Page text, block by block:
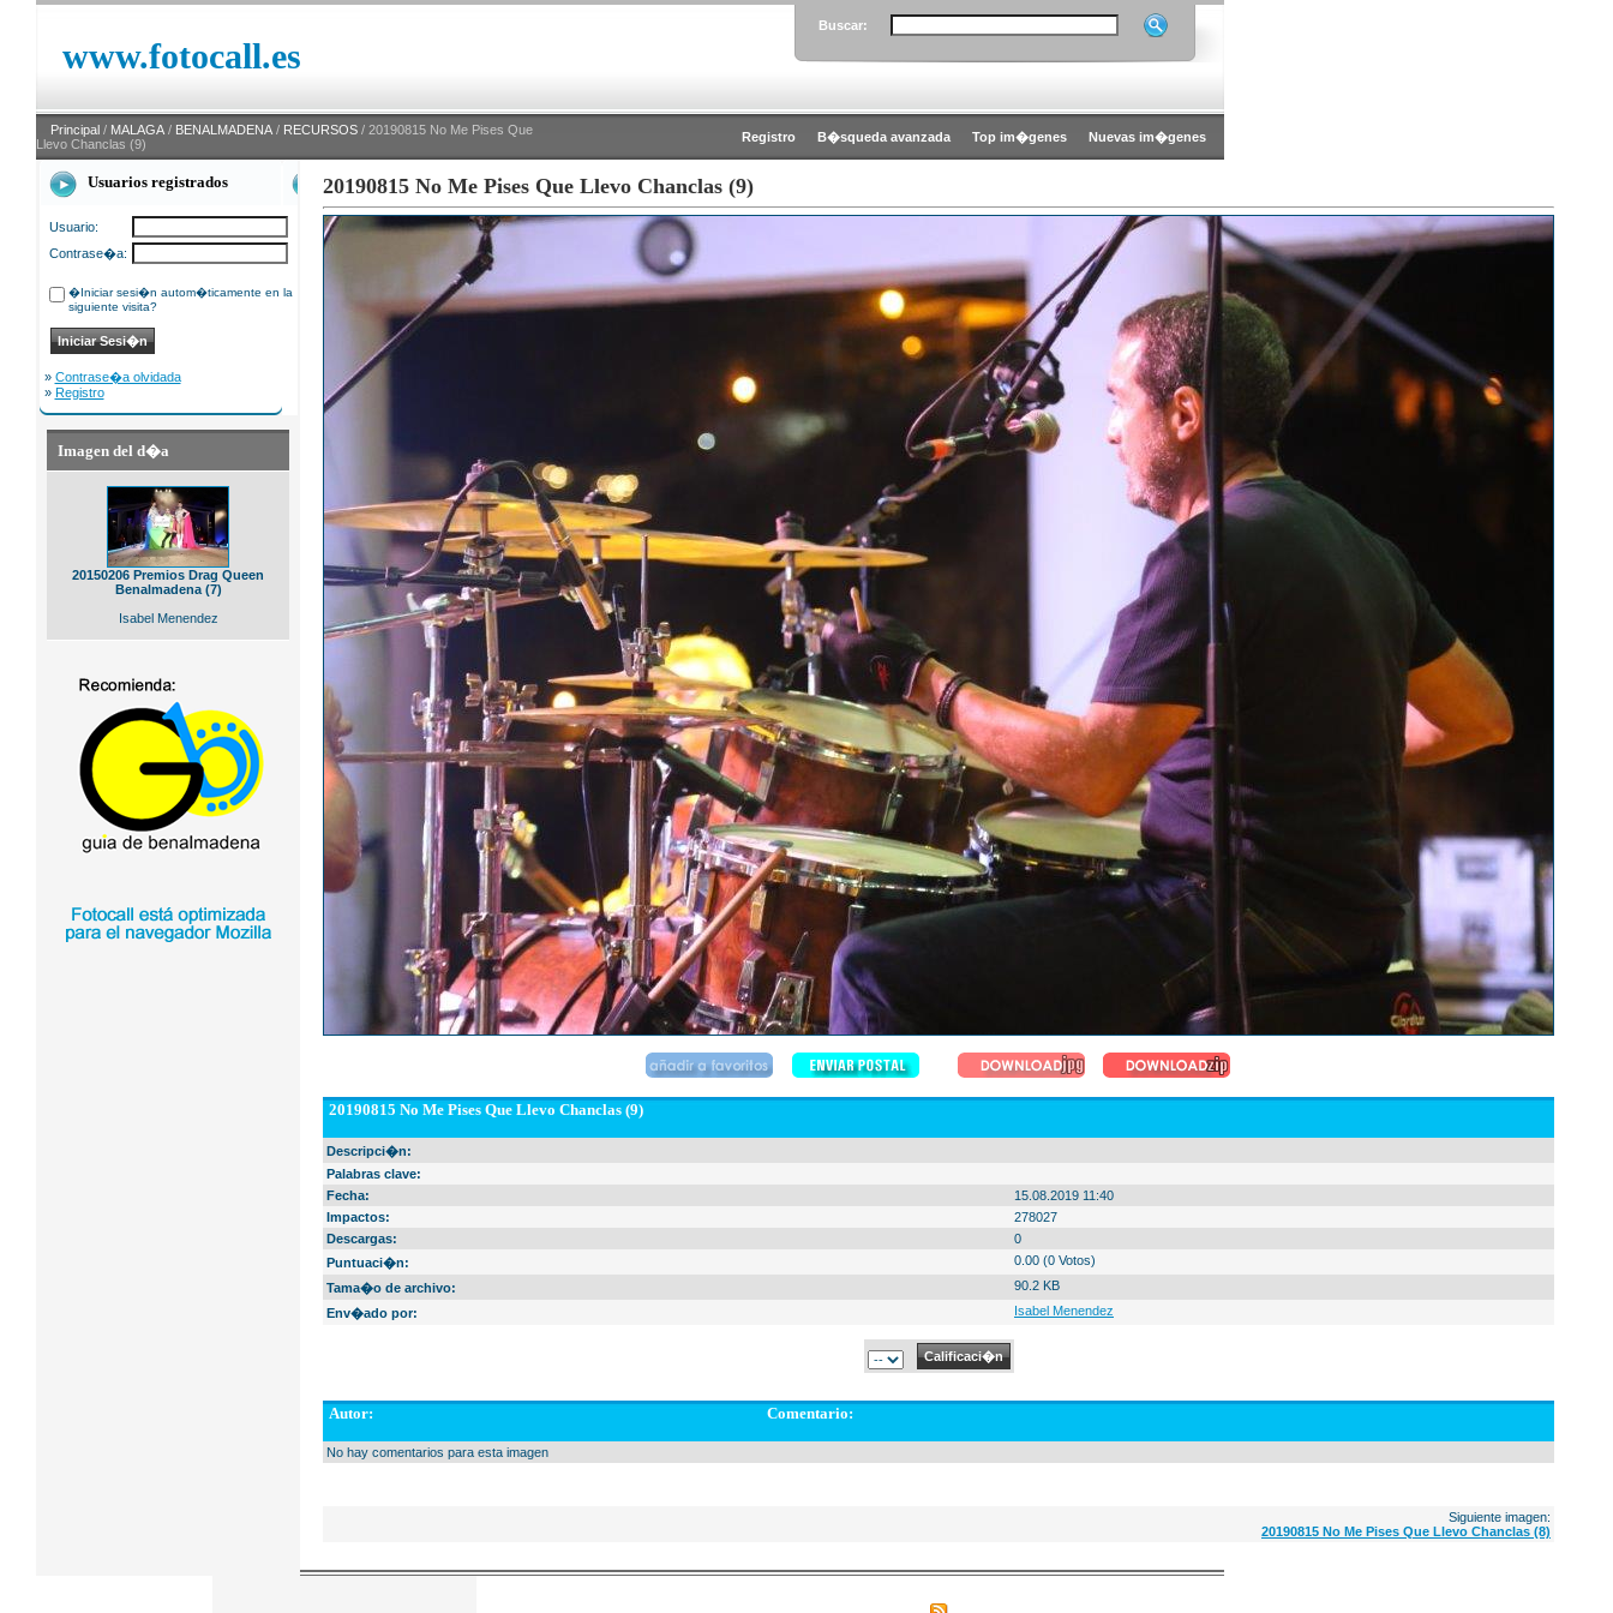
www.fotocall.es
Buscar:
Principal / MALAGA / BENALMADENA / RECURSOS / 20190815 No Me Pises Que
Llevo Chanclas (9)
Registro B�squeda avanzada Top im�genes Nuevas im�genes
Usuarios registrados
Usuario:
Contrase�a:
�Iniciar sesi�n autom�ticamente en la
siguiente visita?
» Contrase�a olvidada
» Registro
Imagen del d�a
20150206 Premios Drag Queen
Benalmadena (7)
Isabel Menendez
20190815 No Me Pises Que Llevo Chanclas (9)
20190815 No Me Pises Que Llevo Chanclas (9)
Descripci�n:
Palabras clave:
Fecha:
15.08.2019 11:40
Impactos:
278027
Descargas:
0
Puntuaci�n:
0.00 (0 Votos)
Tama�o de archivo:
90.2 KB
Env�ado por:
Isabel Menendez
Autor: Comentario:
No hay comentarios para esta imagen
Siguiente imagen:
20190815 No Me Pises Que Llevo Chanclas (8)